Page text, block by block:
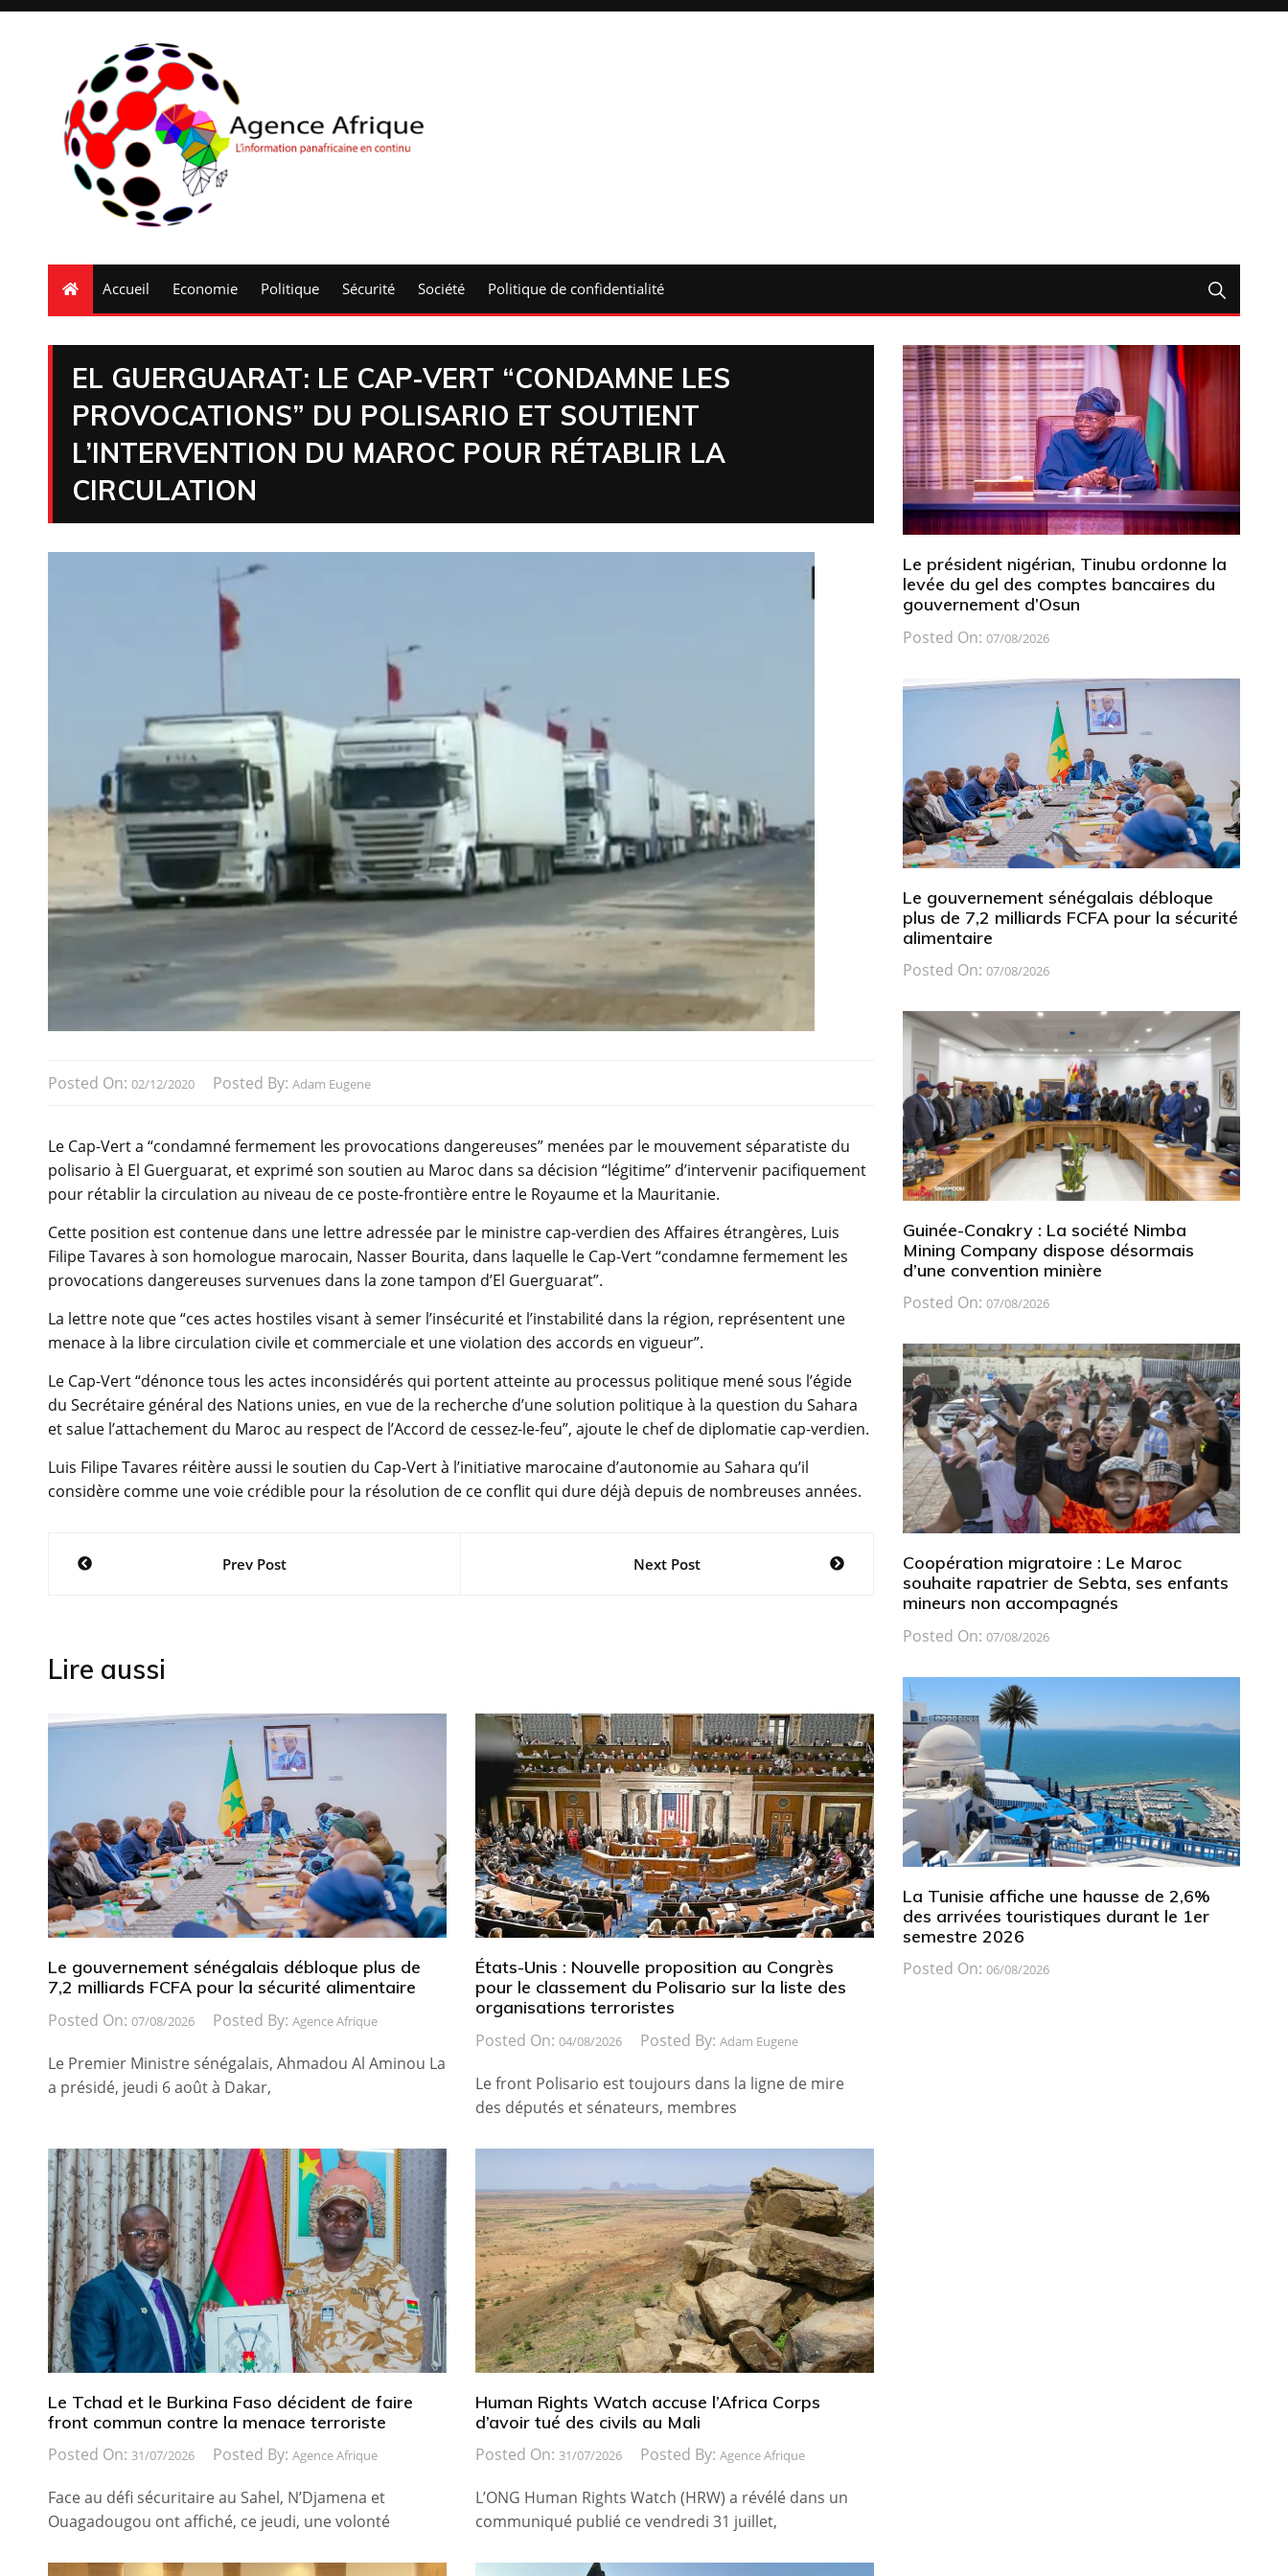
Accueil Economie Politique Sécurité Société Politique de confidentialité
EL GUERGUARAT: LE CAP-VERT “CONDAMNE LES
PROVOCATIONS” DU POLISARIO ET SOUTIENT
L’INTERVENTION DU MAROC POUR RÉTABLIR LA
CIRCULATION
Posted On: 02/12/2020 Posted By: Adam Eugene
Le Cap-Vert a “condamné fermement les provocations dangereuses” menées par le mouvement séparatiste du
polisario à El Guerguarat, et exprimé son soutien au Maroc dans sa décision “légitime” d’intervenir pacifiquement
pour rétablir la circulation au niveau de ce poste-frontière entre le Royaume et la Mauritanie.
Cette position est contenue dans une lettre adressée par le ministre cap-verdien des Affaires étrangères, Luis
Filipe Tavares à son homologue marocain, Nasser Bourita, dans laquelle le Cap-Vert “condamne fermement les
provocations dangereuses survenues dans la zone tampon d’El Guerguarat”.
La lettre note que “ces actes hostiles visant à semer l’insécurité et l’instabilité dans la région, représentent une
menace à la libre circulation civile et commerciale et une violation des accords en vigueur”.
Le Cap-Vert “dénonce tous les actes inconsidérés qui portent atteinte au processus politique mené sous l’égide
du Secrétaire général des Nations unies, en vue de la recherche d’une solution politique à la question du Sahara
et salue l’attachement du Maroc au respect de l’Accord de cessez-le-feu”, ajoute le chef de diplomatie cap-verdien.
Luis Filipe Tavares réitère aussi le soutien du Cap-Vert à l’initiative marocaine d’autonomie au Sahara qu’il
considère comme une voie crédible pour la résolution de ce conflit qui dure déjà depuis de nombreuses années.
NavigationPrev Post Next Post
Lire aussi
Le gouvernement sénégalais débloque plus de
7,2 milliards FCFA pour la sécurité alimentaire
Posted On: 07/08/2026 Posted By: Agence Afrique
Le Premier Ministre sénégalais, Ahmadou Al Aminou La
a présidé, jeudi 6 août à Dakar,
États-Unis : Nouvelle proposition au Congrès
pour le classement du Polisario sur la liste des
organisations terroristes
Posted On: 04/08/2026 Posted By: Adam Eugene
Le front Polisario est toujours dans la ligne de mire
des députés et sénateurs, membres
Le Tchad et le Burkina Faso décident de faire
front commun contre la menace terroriste
Posted On: 31/07/2026 Posted By: Agence Afrique
Face au défi sécuritaire au Sahel, N’Djamena et
Ouagadougou ont affiché, ce jeudi, une volonté
Human Rights Watch accuse l’Africa Corps
d’avoir tué des civils au Mali
Posted On: 31/07/2026 Posted By: Agence Afrique
L’ONG Human Rights Watch (HRW) a révélé dans un
communiqué publié ce vendredi 31 juillet,
Le président nigérian, Tinubu ordonne la
levée du gel des comptes bancaires du
gouvernement d’Osun
Posted On: 07/08/2026
Le gouvernement sénégalais débloque
plus de 7,2 milliards FCFA pour la sécurité
alimentaire
Posted On: 07/08/2026
Guinée-Conakry : La société Nimba
Mining Company dispose désormais
d’une convention minière
Posted On: 07/08/2026
Coopération migratoire : Le Maroc
souhaite rapatrier de Sebta, ses enfants
mineurs non accompagnés
Posted On: 07/08/2026
La Tunisie affiche une hausse de 2,6%
des arrivées touristiques durant le 1er
semestre 2026
Posted On: 06/08/2026